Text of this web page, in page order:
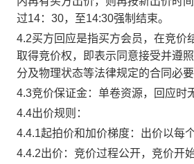
过14：30，至14:30强制结束。
4.2买方回应是指买方会员，在竞价
取得竞价权，即表示同意接受并遵
分及物理状态等法律规定的合同必要
4.3竞价保证金：单卷资源，回应时
4.4出价规则：
4.4.1起拍价和加价梯度：出价以每
4.4.2出价：竞价过程公开，竞价开